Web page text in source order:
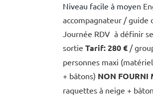
Niveau facile à moyen
accompagnateur / guide
Journée RDV à définir
sortie Tarif:280 €/
personnes maxi
+ bâtons) NON FOURNI
raquettes à neige +